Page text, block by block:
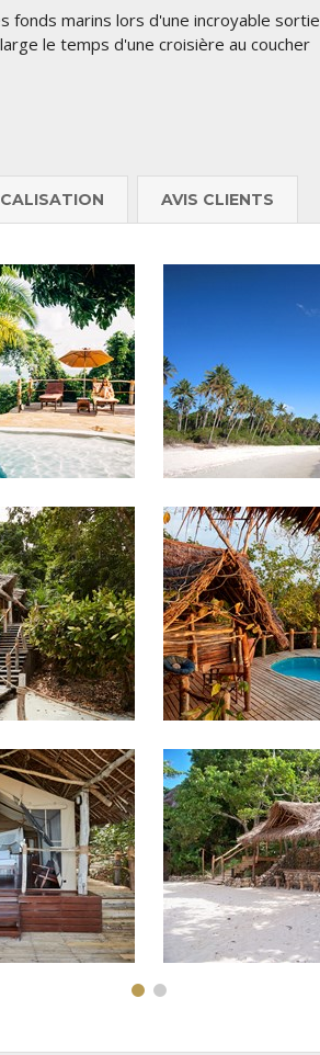
fonds marins lors d'une incroyable sortie
le temps d'une croisière au coucher
AVIS CLIENTS